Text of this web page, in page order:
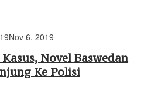
Nov 6, 2019
Novel Baswedan
Ke Polisi